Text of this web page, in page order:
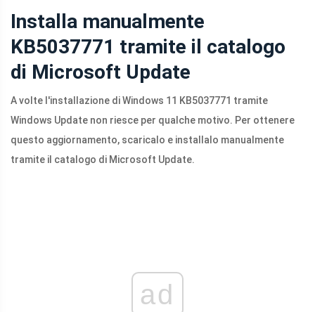
Installa manualmente
KB5037771 tramite il catalogo
di Microsoft Update
A volte l'installazione di Windows 11 KB5037771 tramite
Windows Update non riesce per qualche motivo. Per ottenere
questo aggiornamento, scaricalo e installalo manualmente
tramite il catalogo di Microsoft Update.
ad